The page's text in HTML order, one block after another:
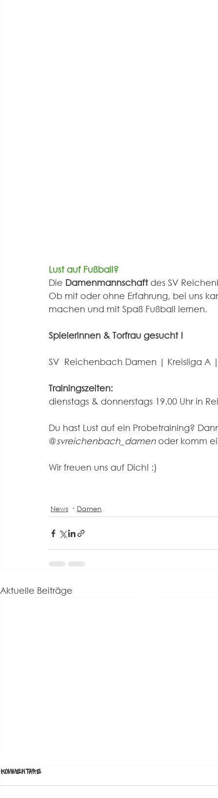
Lust auf Fußball?
Die Damenmannschaft des SV
Ob mit oder ohne Erfahrung, bei uns
machen und mit Spaß Fußball lernen.
Spielerinnen & Torfrau gesucht !
SV  Reichenbach Damen | Kreisliga A
Trainingszeiten:
dienstags & donnerstags 19.00 Uhr in
Du hast Lust auf ein Probetraining?
@svreichenbach_damen oder komm
Wir freuen uns auf Dich! :)
News Damen
Aktuelle Beiträge
Update – unser Fauxpas des
Kommentare